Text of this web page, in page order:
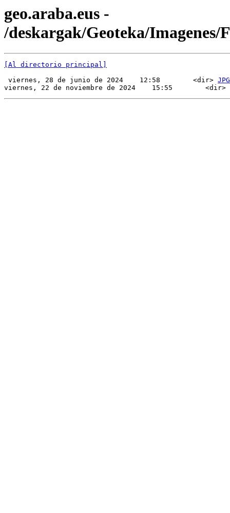
geo.araba.eus -
/deskargak/Geoteka/Imagenes/
[Al directorio principal]
viernes, 28 de junio de 2024    12:58        <dir> JPG
viernes, 22 de noviembre de 2024    15:55        <dir>